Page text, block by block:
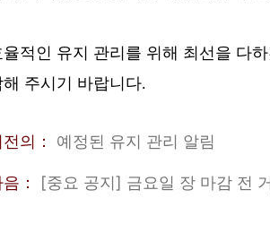
율적인 유지 관리를 위해 최선을 다
해 주시기 바랍니다.
의： 예정된 유지 관리 알림
： [중요 공지] 금요일 장 마감 전